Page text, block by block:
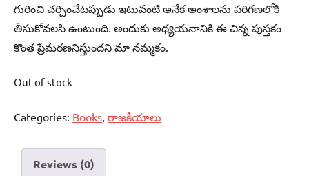
గురించి చర్చించేటప్పుడు ఇటువంటి అనేక అంశాలను పరిగణలోకి
తీసుకోవలసి ఉంటుంది. అందుకు అధ్యయనానికి ఈ చిన్న పుస్తకం
కొంత ప్రేమరణనిస్తుందని మా నమ్మకం.
Out of stock
Categories: Books రాజకీయాలు
Reviews (0)